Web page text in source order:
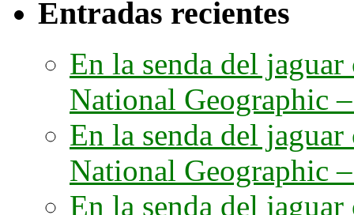
Entradas recientes
En la senda del
National Geographic
En la senda del
National Geographic
En la senda del